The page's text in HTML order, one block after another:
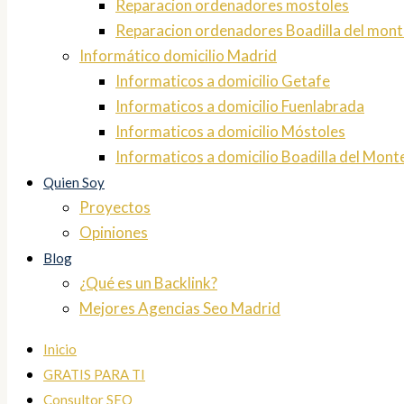
Reparacion ordenadores mostoles
Reparacion ordenadores Boadilla del
Informático domicilio Madrid
Informaticos a domicilio Getafe
Informaticos a domicilio Fuenlabrada
Informaticos a domicilio Móstoles
Informaticos a domicilio Boadilla del
Quien Soy
Proyectos
Opiniones
Blog
¿Qué es un Backlink?
Mejores Agencias Seo Madrid
Inicio
GRATIS PARA TI
Consultor SEO